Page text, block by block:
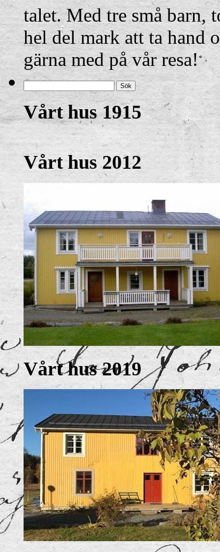
talet. Med tre små barn,
hel del mark att ta hand
gärna med på vår resa!
Vårt hus 1915
Vårt hus 2012
Vårt hus 2019